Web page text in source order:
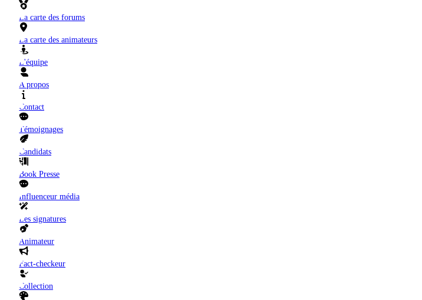
La carte des forums
La carte des animateurs
L'équipe
A propos
Contact
Témoignages
Candidats
Book Presse
Influenceur média
Les signatures
Animateur
Fact-checkeur
Collection